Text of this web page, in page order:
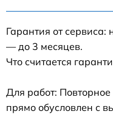
Гарантия от
— до 3 месяцев.
Что считается
Для работ:
прямо обусловлен с